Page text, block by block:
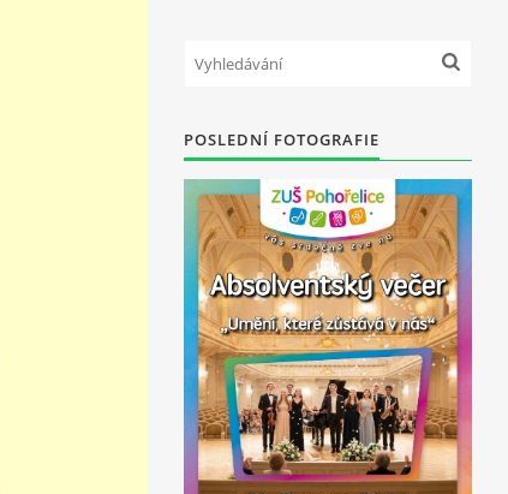
POSLEDNÍ FOTOGRAFIE